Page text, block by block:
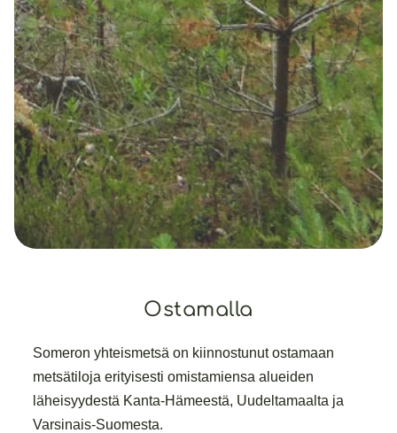
Ostamalla
Someron yhteismetsä on kiinnostunut ostamaan
metsätiloja erityisesti omistamiensa alueiden
läheisyydestä Kanta-Hämeestä, Uudeltamaalta ja
Varsinais-Suomesta.